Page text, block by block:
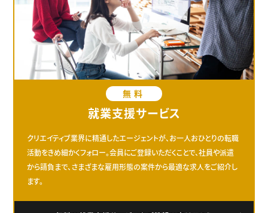
無料
就業支援サービス
クリエイティブ業界に精通したエージェントが、お一人おひとりの転職
活動をきめ細かくフォロー。会員にご登録いただくことで、社員や派遣
から請負まで、さまざまな雇用形態の案件から最適な求人をご紹介し
ます。